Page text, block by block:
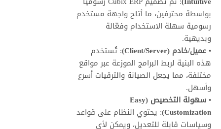
بواسطة محترفين، ما أتاح واجهة مستخدم
رسومية سهلة الاستخدام وفعّالة
وبديهية.
• عميل/خادم (Client/Server)
: تُستخدم
هذه البنية لربط البرامج الموزعة عبر مواقع
مختلفة، مما يجعل الصيانة والترقيات أسرع
وأسهل.
•
سهولة التخصيص (Easy
Customization) : يحتوي النظام على قواعد
وسياسات قابلة للتعديل، ويمكن لأي